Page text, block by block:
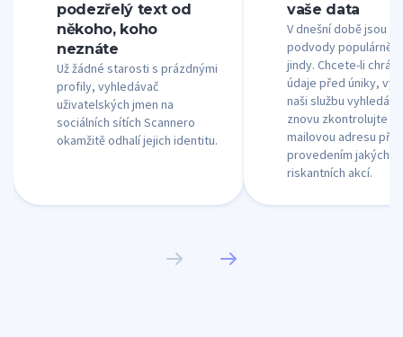
podezřelý text od
někoho, koho
neznáte
Už žádné starosti s prázdnými
profily, vyhledávač
uživatelských jmen na
sociálních sítích Scannero
okamžitě odhalí jejich identitu.
vaše data
V dnešní době jsou
podvody
jindy. Chcete-li
údaje před úniky,
naši službu
znovu zkontrolujte
mailovou adresu
provedením
riskantních akcí.